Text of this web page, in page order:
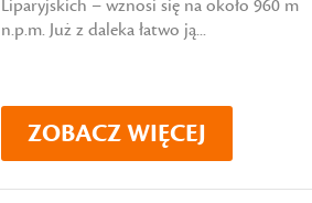
Liparyjskich – wznosi się na około 960 m
n.p.m. Już z daleka łatwo ją...
ZOBACZ WIĘCEJ